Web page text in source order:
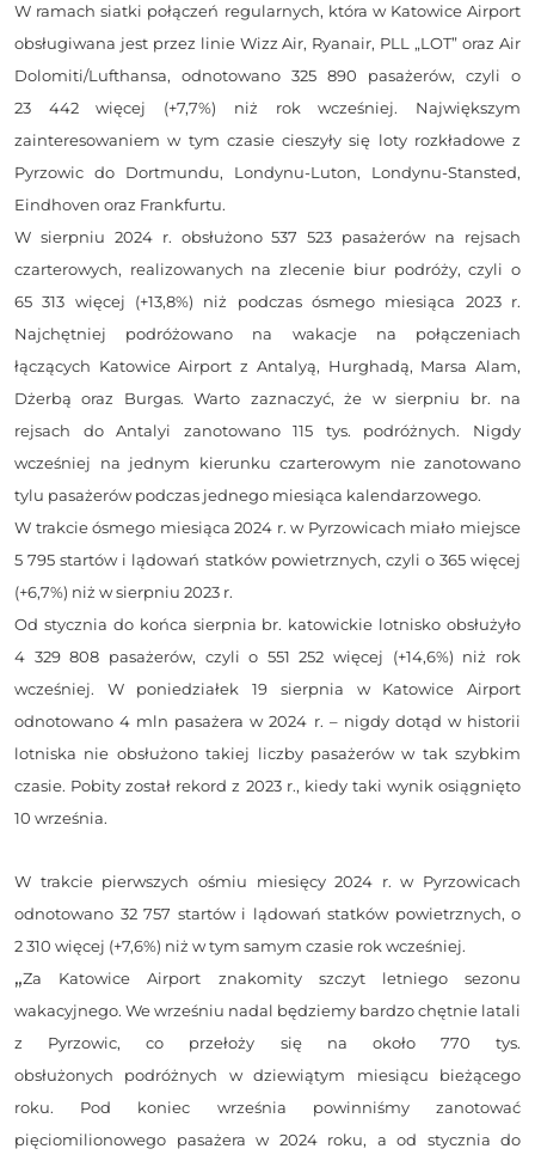
W ramach siatki połączeń regularnych, która w Katowice Airport
obsługiwana jest przez linie Wizz Air, Ryanair, PLL „LOT” oraz Air
Dolomiti/Lufthansa, odnotowano 325 890 pasażerów, czyli o
23 442 więcej (+7,7%) niż rok wcześniej. Największym
zainteresowaniem w tym czasie cieszyły się loty rozkładowe z
Pyrzowic do Dortmundu, Londynu-Luton, Londynu-Stansted,
Eindhoven oraz Frankfurtu.
W sierpniu 2024 r. obsłużono 537 523 pasażerów na rejsach
czarterowych, realizowanych na zlecenie biur podróży, czyli o
65 313 więcej (+13,8%) niż podczas ósmego miesiąca 2023 r.
Najchętniej podróżowano na wakacje na połączeniach
łączących Katowice Airport z Antalyą, Hurghadą, Marsa Alam,
Dżerbą oraz Burgas. Warto zaznaczyć, że w sierpniu br. na
rejsach do Antalyi zanotowano 115 tys. podróżnych. Nigdy
wcześniej na jednym kierunku czarterowym nie zanotowano
tylu pasażerów podczas jednego miesiąca kalendarzowego.
W trakcie ósmego miesiąca 2024 r. w Pyrzowicach miało miejsce
5 795 startów i lądowań statków powietrznych, czyli o 365 więcej
(+6,7%) niż w sierpniu 2023 r.
Od stycznia do końca sierpnia br. katowickie lotnisko obsłużyło
4 329 808 pasażerów, czyli o 551 252 więcej (+14,6%) niż rok
wcześniej. W poniedziałek 19 sierpnia w Katowice Airport
odnotowano 4 mln pasażera w 2024 r. – nigdy dotąd w historii
lotniska nie obsłużono takiej liczby pasażerów w tak szybkim
czasie. Pobity został rekord z 2023 r., kiedy taki wynik osiągnięto
10 września.
W trakcie pierwszych ośmiu miesięcy 2024 r. w Pyrzowicach
odnotowano 32 757 startów i lądowań statków powietrznych, o
2 310 więcej (+7,6%) niż w tym samym czasie rok wcześniej.
„Za Katowice Airport znakomity szczyt letniego sezonu
wakacyjnego. We wrześniu nadal będziemy bardzo chętnie latali
z Pyrzowic, co przełoży się na około 770 tys.
obsłużonych podróżnych w dziewiątym miesiącu bieżącego
roku. Pod koniec września powinniśmy zanotować
pięciomilionowego pasażera w 2024 roku, a od stycznia do